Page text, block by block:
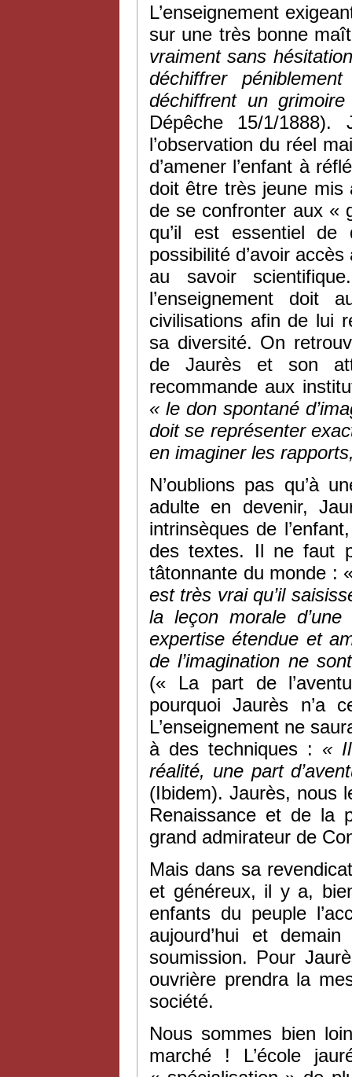
L’enseignement
sur une très bonne
vraiment sans
déchiffrer
déchiffrent un grimoire
Dépêche 15/1/
l’observation du réel
d’amener l’enfant à
doit être très jeune mis
de se confronter aux «
qu’il est essentiel
possibilité d’avoir
au savoir
l’enseignement doit
civilisations afin de lui
sa diversité. On
de Jaurès et son
recommande aux
« le don spontané
doit se représenter
en imaginer les
N’oublions pas qu’à
adulte en devenir,
intrinsèques de
des textes. Il ne faut
tâtonnante du monde :
est très vrai qu’il
la leçon morale
expertise étendue et
de l’imagination ne
(« La part de
pourquoi Jaurès n’a
L’enseignement ne
à des techniques : «
réalité, une part
(Ibidem). Jaurès, nous
Renaissance et de la
grand admirateur de
Mais dans sa
et généreux, il y a,
enfants du peuple
aujourd’hui et
soumission. Pour
ouvrière prendra la
société.
Nous sommes bien
marché ! L’école